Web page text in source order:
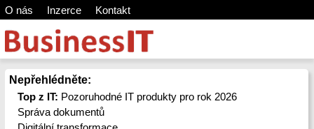
O nás Inzerce Kontakt
Nepřehlédněte:
Top z IT: Pozoruhodné IT produkty pro rok 2026
Správa dokumentů